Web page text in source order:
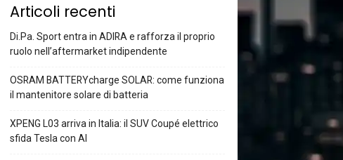
Articoli recenti
Di.Pa. Sport entra in ADIRA e rafforza il proprio
ruolo nell’aftermarket indipendente
OSRAM BATTERYcharge SOLAR: come funziona
il mantenitore solare di batteria
XPENG L03 arriva in Italia: il SUV Coupé elettrico
sfida Tesla con AI